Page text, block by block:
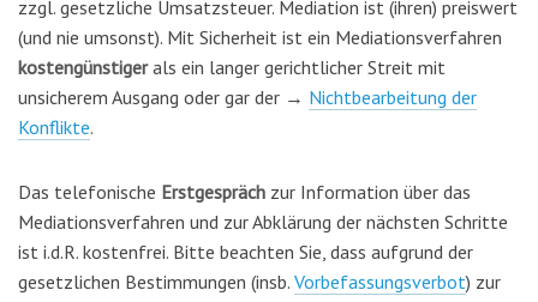
zzgl. gesetzliche Umsatzsteuer. Mediation ist (ihren) preiswert
(und nie umsonst). Mit Sicherheit ist ein Mediationsverfahren
kostengünstigerals ein langer gerichtlicher Streit mit
unsicherem Ausgang oder gar der → Nichtbearbeitung der
Konflikte.
Das telefonische Erstgespräch zur Information über das
Mediationsverfahren und zur Abklärung der nächsten Schritte
ist i.d.R. kostenfrei. Bitte beachten Sie, dass aufgrund der
gesetzlichen Bestimmungen (insb. Vorbefassungsverbot) zur